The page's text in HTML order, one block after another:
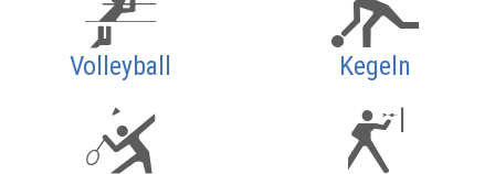
Volleyball Kegeln